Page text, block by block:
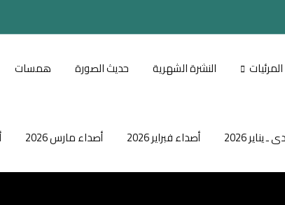
المرئيات النشرة الشهرية حديث الصورة همسات
2026 أصداء فبراير 2026 أصداء مارس 2026